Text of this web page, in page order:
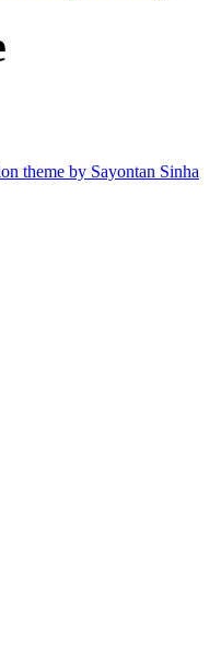
theme by Sayontan Sinha